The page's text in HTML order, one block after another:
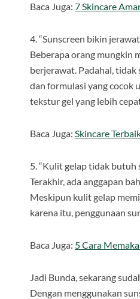
Baca Juga: 7 Skincare
4. “Sunscreen bikin
Beberapa orang mungkin
berjerawat. Padahal,
dan formulasi yang cocok
tekstur gel yang lebih
Baca Juga: Skincare
5. “Kulit gelap tidak butuh
Terakhir, ada anggapan
Meskipun kulit gelap
karena itu, penggunaan
Baca Juga: 5 Cara
Jadi Bunda, sekarang
Dengan menggunakan